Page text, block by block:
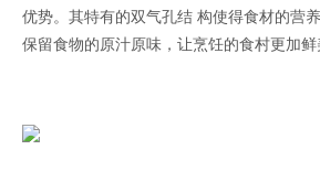
优势。其特有的双气孔结 构使得食材的营
保留食物的原汁原味，让烹饪的食村更加鲜